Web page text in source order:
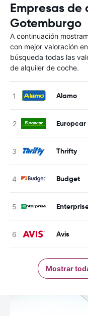
Empresas
Gotemburgo
A continuación
con mejor valoración
búsqueda todas las
de alquiler de coche.
Alamo
Europcar
Thrifty
Budget
Avis
Mostrar